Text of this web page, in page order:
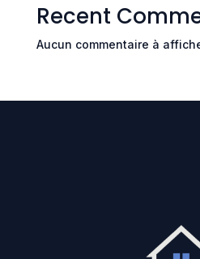
Recent
Aucun commentaire à